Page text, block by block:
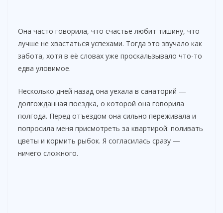
Она часто говорила, что счастье любит тишину, что
лучше не хвастаться успехами. Тогда это звучало как
забота, хотя в её словах уже проскальзывало что-то
едва уловимое.
Несколько дней назад она уехала в санаторий —
долгожданная поездка, о которой она говорила
полгода. Перед отъездом она сильно переживала и
попросила меня присмотреть за квартирой: поливать
цветы и кормить рыбок. Я согласилась сразу —
ничего сложного.